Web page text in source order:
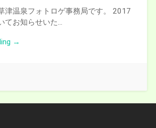
津温泉フォトロゲ事務局です。 2017
てお知らせいた…
→